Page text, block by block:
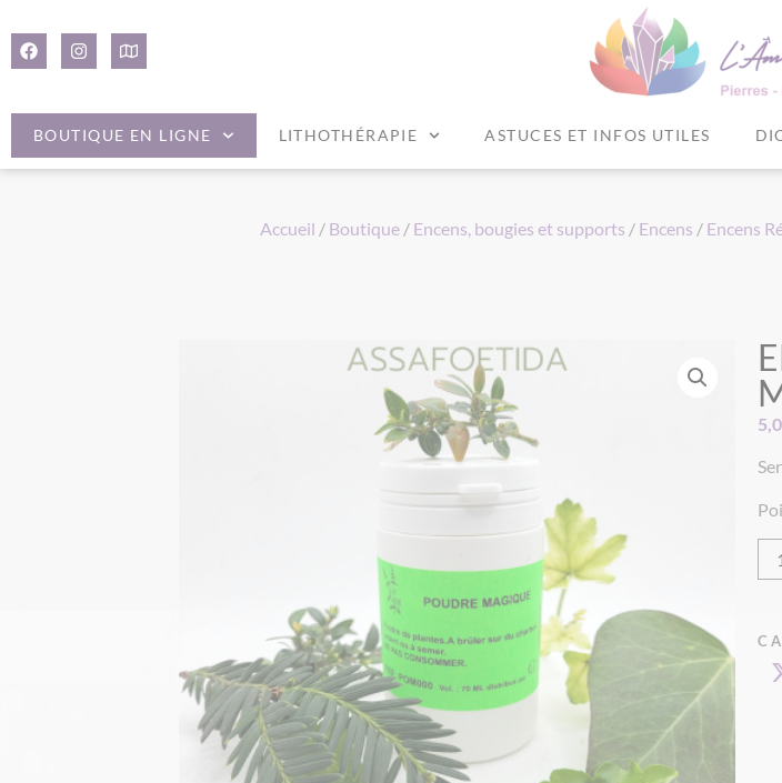
BOUTIQUE EN LIGNE LITHOTHÉRAPIE ASTUCES ET INFOS UTILES
Accueil / Boutique/ Encens, bougies et supports / Encens / Encens